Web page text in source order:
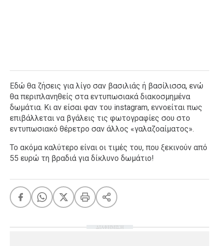
Εδώ θα ζήσεις για λίγο σαν βασιλιάς ή βασίλισσα, ενώ
θα περιπλανηθείς στα εντυπωσιακά διακοσμημένα
δωμάτια. Κι αν είσαι φαν του instagram, εννοείται πως
επιβάλλεται να βγάλεις τις φωτογραφίες σου στο
εντυπωσιακό θέρετρο σαν άλλος «γαλαζοαίματος».
Το ακόμα καλύτερο είναι οι τιμές του, που ξεκινούν από
55 ευρώ τη βραδιά για δίκλυνο δωμάτιο!
ΔΙΑΦΗΜΙΣΗ